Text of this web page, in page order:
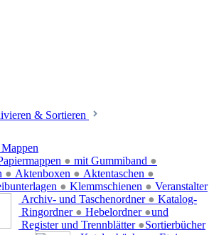
& Sortieren
● mit Gummiband ●
● Aktenboxen ● Aktentaschen ●
● Klemmschienen ● Veranstalter
Archiv- und Taschenordner ●
Ringordner ● Hebelordner ●
Register und Trennblätter ●
Katalog-
und
Sortierbücher